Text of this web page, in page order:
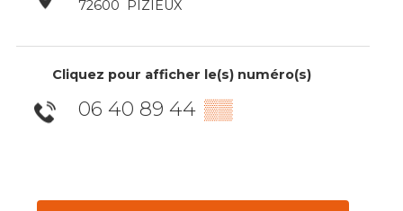
72600
PIZIEUX
Cliquez pour afficher le(s) numéro(s)
06 40 89 44 ▒▒